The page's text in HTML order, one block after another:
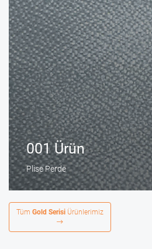
001 Ürün
Plise Perde
Tüm Gold Serisi Ürünlerimiz